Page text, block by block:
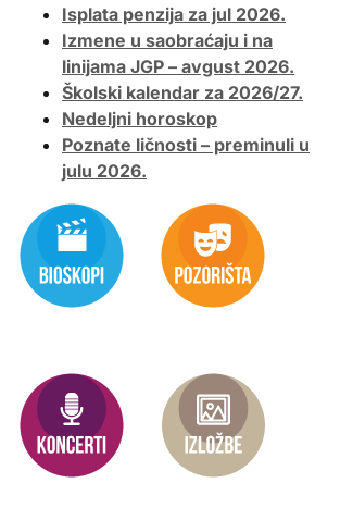
Isplata penzija za jul 2026.
Izmene u saobraćaju i na
linijama JGP – avgust 2026.
Školski kalendar za 2026/27.
Nedeljni horoskop
Poznate ličnosti – preminuli u
julu 2026.